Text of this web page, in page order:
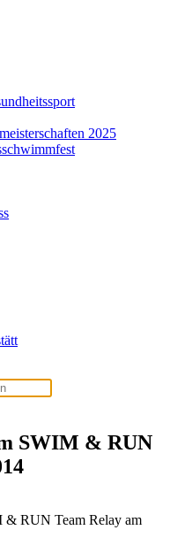
2025
SWIM & RUN
RUN Team Relay am